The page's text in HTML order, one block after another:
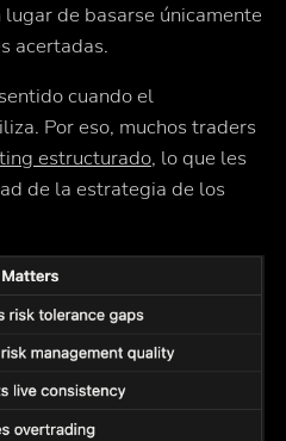
de basarse únicamente
acertadas.
cuando el
Por eso, muchos traders
estructurado, lo que les
de la estrategia de los